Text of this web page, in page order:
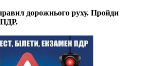
дорожнього руху. Пройди
ПДР.